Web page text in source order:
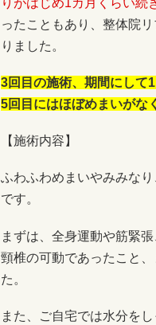
ったこともあり、整体院
りました。
3回目の施術、期間にして
5回目にはほぼめまいがな
【施術内容】
ふわふわめまいやみみな
です。
まずは、全身運動や筋緊
頸椎の可動であったこと
た。
また、ご自宅では水分を